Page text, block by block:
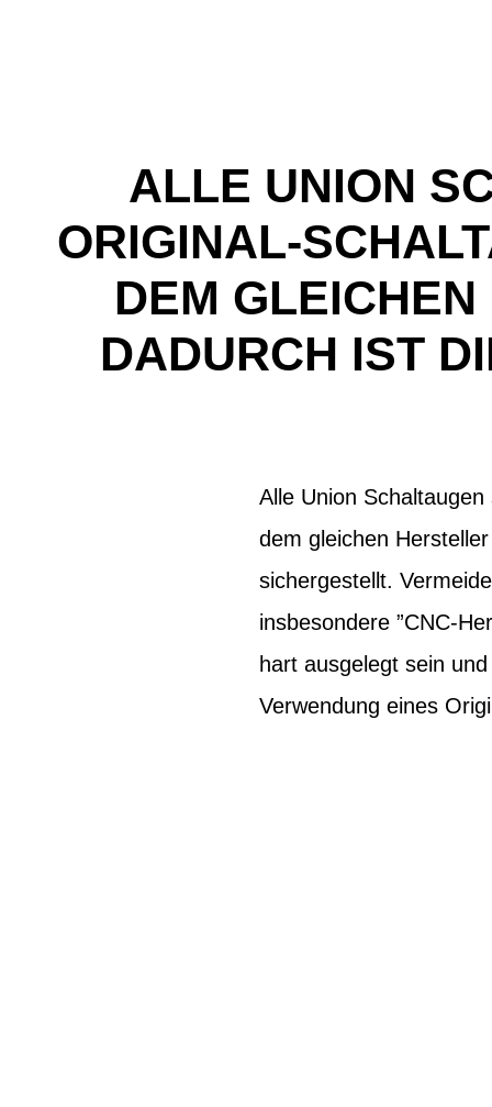
ALLE UNION
ORIGINAL-
DEM
DADURCH IST
Alle Union
dem gleichen
sichergestellt.
insbesondere ”CNC-
hart ausgelegt sein
Verwendung eines